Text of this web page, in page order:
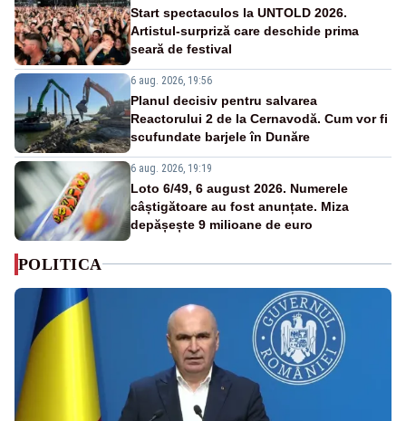
Start spectaculos la UNTOLD 2026.
Artistul-surpriză care deschide prima
seară de festival
6 aug. 2026, 19:56
Planul decisiv pentru salvarea
Reactorului 2 de la Cernavodă. Cum vor fi
scufundate barjele în Dunăre
6 aug. 2026, 19:19
Loto 6/49, 6 august 2026. Numerele
câștigătoare au fost anunțate. Miza
depășește 9 milioane de euro
POLITICA